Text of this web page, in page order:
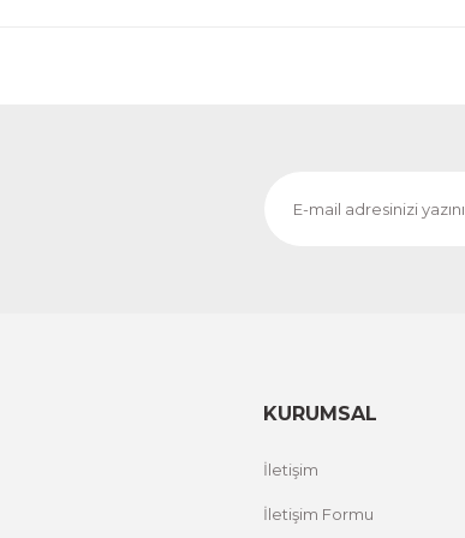
KURUMSAL
İletişim
İletişim Formu